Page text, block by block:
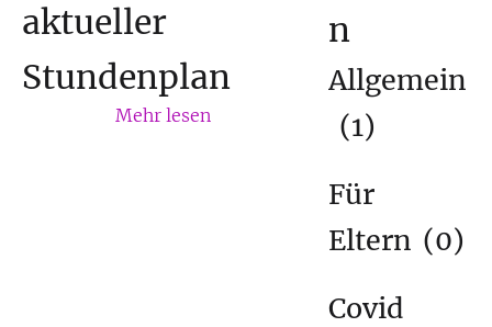
aktueller
Stundenplan
Mehr lesen
n
Allgemein
(1)
Für
Eltern (0)
Covid